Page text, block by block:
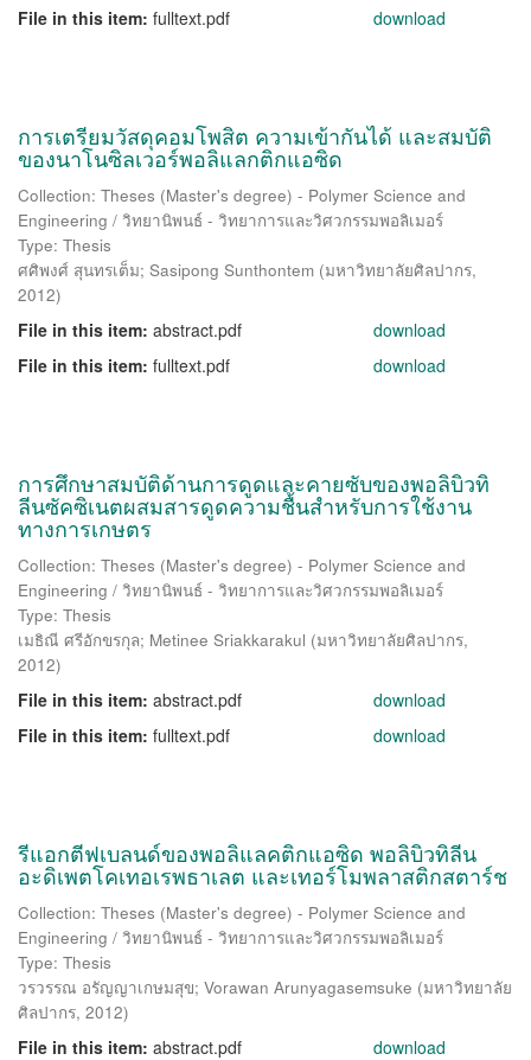
File in this item: fulltext.pdf download
การเตรียมวัสดุคอมโพสิต ความเข้ากันได้ และสมบัติ
ของนาโนซิลเวอร์พอลิแลกติกแอซิด
Collection: Theses (Master's degree) - Polymer Science and
Engineering / วิทยานิพนธ์ - วิทยาการและวิศวกรรมพอลิเมอร์
Type: Thesis
ศศิพงศ์ สุนทรเต็ม; Sasipong Sunthontem (มหาวิทยาลัยศิลปากร,
2012)
File in this item: abstract.pdf
download
File in this item: fulltext.pdf download
การศึกษาสมบัติด้านการดูดและคายซับของพอลิบิวทิ
ลีนซัคซิเนตผสมสารดูดความชื้นสำหรับการใช้งาน
ทางการเกษตร
Collection: Theses (Master's degree) - Polymer Science and
Engineering / วิทยานิพนธ์ - วิทยาการและวิศวกรรมพอลิเมอร์
Type: Thesis
เมธิณี ศรีอักขรกุล; Metinee Sriakkarakul (มหาวิทยาลัยศิลปากร,
2012)
File in this item: abstract.pdf
download
File in this item: fulltext.pdf download
รีแอกตีฟเบลนด์ของพอลิแลคติกแอซิด พอลิบิวทิลีน
อะดิเพตโคเทอเรพธาเลต และเทอร์โมพลาสติกสตาร์ช
Collection: Theses (Master's degree) - Polymer Science and
Engineering / วิทยานิพนธ์ - วิทยาการและวิศวกรรมพอลิเมอร์
Type: Thesis
วรวรรณ อรัญญาเกษมสุข; Vorawan Arunyagasemsuke (มหาวิทยาลัย
ศิลปากร, 2012)
File in this item: abstract.pdf
download